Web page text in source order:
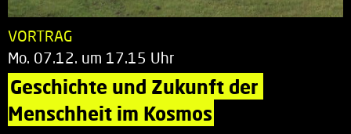
VORTRAG
Mo. 07.12. um 17.15 Uhr
Geschichte und Zukunft der
Menschheit im Kosmos